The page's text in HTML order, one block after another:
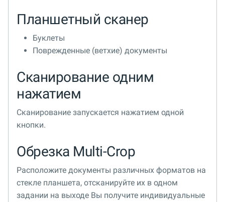
Планшетный сканер
Буклеты
Поврежденные (ветхие) документы
Сканирование одним
нажатием
Сканирование запускается нажатием одной
кнопки.
Обрезка Multi-Crop
Расположите документы различных форматов на
стекле планшета, отсканируйте их в одном
задании на выходе Вы получите индивидуальные